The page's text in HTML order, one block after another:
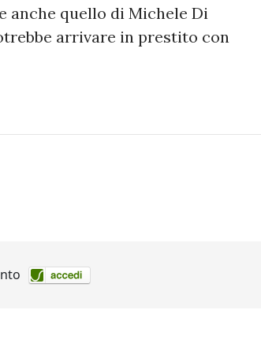
anche quello di Michele Di
arrivare in prestito con